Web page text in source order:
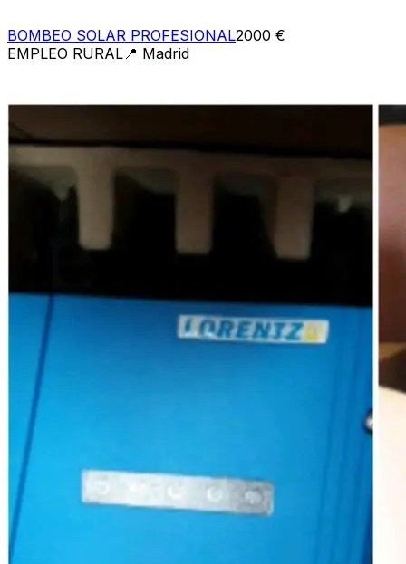
BOMBEO SOLAR PROFESIONAL2000 €
EMPLEO RURAL 📍 Madrid